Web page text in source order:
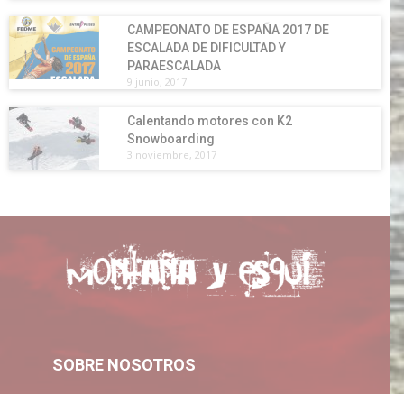
CAMPEONATO DE ESPAÑA 2017 DE
ESCALADA DE DIFICULTAD Y
PARAESCALADA
9 junio, 2017
Calentando motores con K2
Snowboarding
3 noviembre, 2017
SOBRE NOSOTROS